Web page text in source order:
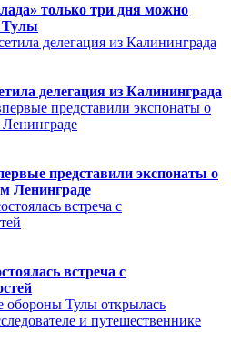
только три дня можно
Тулы
делегация из Калининграда
представили экспонаты о
Ленинграде
встреча с